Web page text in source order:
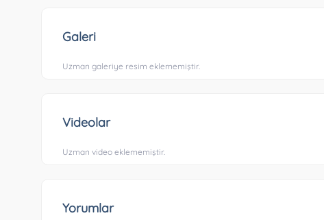
Galeri
Uzman galeriye resim eklememiştir.
Videolar
Uzman video eklememiştir.
Yorumlar